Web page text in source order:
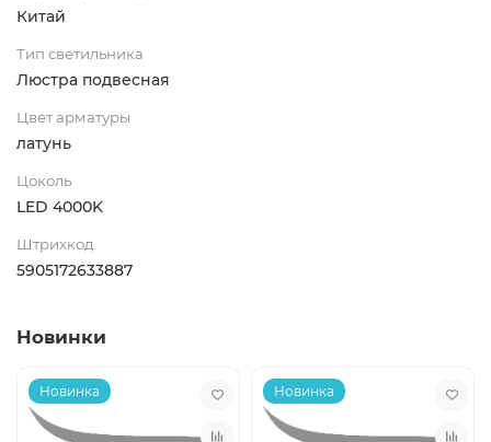
Китай
Тип светильника
Люстра подвесная
Цвет арматуры
латунь
Цоколь
LED 4000K
Штрихкод
5905172633887
Новинки
Новинка Новинка